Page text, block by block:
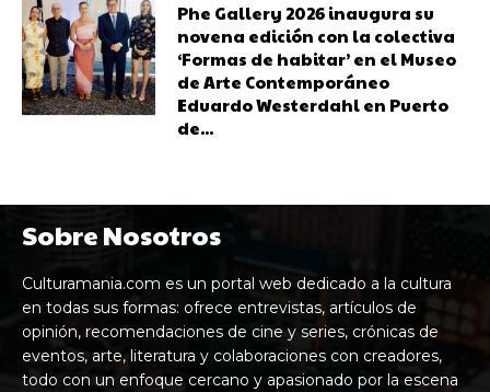
Phe Gallery 2026 inaugura su
novena edición con la colectiva
‘Formas de habitar’ en el Museo
de Arte Contemporáneo
Eduardo Westerdahl en Puerto
de...
Sobre Nosotros
Culturamania.com es un portal web dedicado a la cultura
en todas sus formas: ofrece entrevistas, artículos de
opinión, recomendaciones de cine y series, crónicas de
eventos, arte, literatura y colaboraciones con creadores,
todo con un enfoque cercano y apasionado por la escena